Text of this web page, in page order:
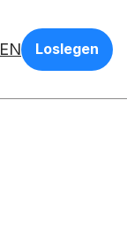
EN Loslegen